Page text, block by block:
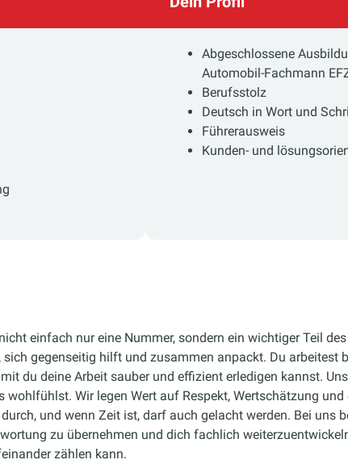
Abgeschlossene
Automobil-Fachmann
Berufsstolz
Deutsch in Wort und
Führerausweis
Kunden- und
einfach nur eine Nummer, sondern ein wichtiger Teil
sich gegenseitig hilft und zusammen anpackt. Du arbeitest
du deine Arbeit sauber und effizient erledigen kannst.
wohlfühlst. Wir legen Wert auf Respekt, Wertschätzung
und wenn Zeit ist, darf auch gelacht werden. Bei uns
zu übernehmen und dich fachlich
zählen kann.